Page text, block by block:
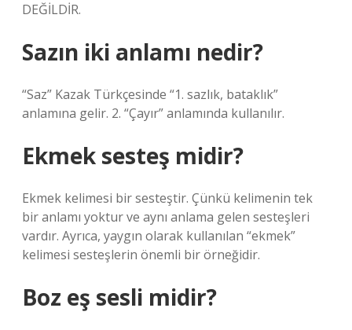
DEĞİLDİR.
Sazın iki anlamı nedir?
“Saz” Kazak Türkçesinde “1. sazlık, bataklık”
anlamına gelir. 2. “Çayır” anlamında kullanılır.
Ekmek sesteş midir?
Ekmek kelimesi bir sesteştir. Çünkü kelimenin tek
bir anlamı yoktur ve aynı anlama gelen sesteşleri
vardır. Ayrıca, yaygın olarak kullanılan “ekmek”
kelimesi sesteşlerin önemli bir örneğidir.
Boz eş sesli midir?